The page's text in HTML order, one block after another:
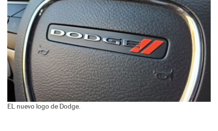
EL nuevo logo de Dodge.